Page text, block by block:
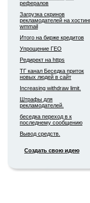
рефералов
Загрузка скринов
рекламодателей на
wmmail
Итого на бирже кредитов
Упрощение ГЕО
Редирект на https
ТГ канал Беседка приток
новых людей в сайт
Increasing withdraw limit.
Штрафы для
рекламодателей.
беседка переход в к
последнему сообщению
Вывод средств.
Создать свою идею